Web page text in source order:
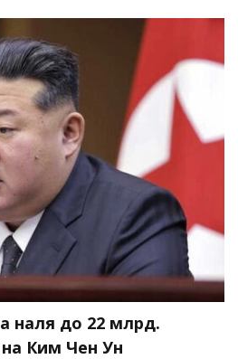
наля до 22 млрд.
Ким Чен Ун